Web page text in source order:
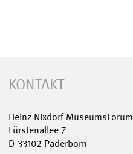
KONTAKT
Heinz Nixdorf MuseumsForum
Fürstenallee 7
D-33102 Paderborn